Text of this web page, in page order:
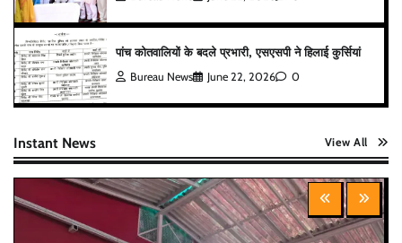
पांच कोतवालियों के बदले प्रभारी, एसएसपी ने हिलाई कुर्सियां
Bureau News June 22, 2026 0
Instant News View All